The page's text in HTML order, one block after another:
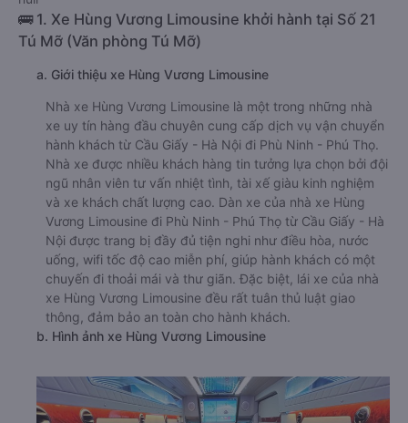
Phú Thọ từ Cầu Giấy - Hà Nội chất
lượng cao, uy tín, giá rẻ nhất 08/2026
🚌 1. Xe Hùng Vương Limousine khởi hành tại Số 21
Tú Mỡ (Văn phòng Tú Mỡ)
a. Giới thiệu xe Hùng Vương Limousine
Nhà xe Hùng Vương Limousine là một trong những nhà
xe uy tín hàng đầu chuyên cung cấp dịch vụ vận chuyển
hành khách từ Cầu Giấy - Hà Nội đi Phù Ninh - Phú Thọ.
Nhà xe được nhiều khách hàng tin tưởng lựa chọn bởi đội
ngũ nhân viên tư vấn nhiệt tình, tài xế giàu kinh nghiệm
và xe khách chất lượng cao. Dàn xe của nhà xe Hùng
Vương Limousine đi Phù Ninh - Phú Thọ từ Cầu Giấy - Hà
Nội được trang bị đầy đủ tiện nghi như điều hòa, nước
uống, wifi tốc độ cao miễn phí, giúp hành khách có một
chuyến đi thoải mái và thư giãn. Đặc biệt, lái xe của nhà
thông, đảm bảo an toàn cho hành khách.
b. Hình ảnh xe Hùng Vương Limousine